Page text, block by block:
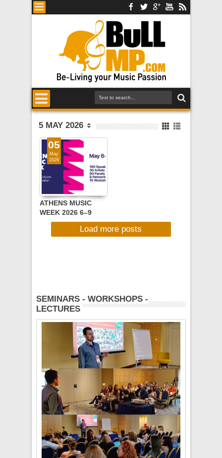
5 MAY 2026
ATHENS MUSIC
WEEK 2026 6–9
Μαΐου | Goethe-
Institut Athen και
05
May
2026
Load more posts
SEMINARS - WORKSHOPS -
LECTURES